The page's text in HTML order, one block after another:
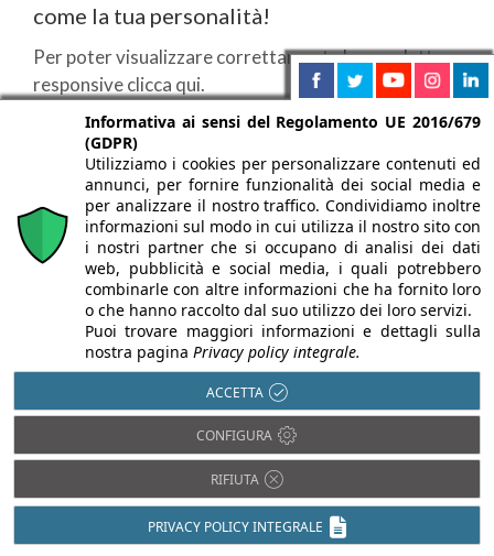
come la tua personalità!
Per poter visualizzare correttamente la newsletter
responsive clicca qui.
Informativa ai sensi del Regolamento UE 2016/679
(GDPR)
Utilizziamo i cookies per personalizzare contenuti ed
annunci, per fornire funzionalità dei social media e
per analizzare il nostro traffico. Condividiamo inoltre
informazioni sul modo in cui utilizza il nostro sito con
i nostri partner che si occupano di analisi dei dati
web, pubblicità e social media, i quali potrebbero
combinarle con altre informazioni che ha fornito loro
o che hanno raccolto dal suo utilizzo dei loro servizi.
Puoi trovare maggiori informazioni e dettagli sulla
nostra pagina Privacy policy integrale.
ACCETTA
CONFIGURA
RIFIUTA
PRIVACY POLICY INTEGRALE